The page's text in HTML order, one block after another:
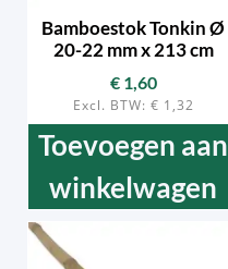
Bamboestok Tonkin Ø
20-22 mm x 213 cm
€1,60
Excl. BTW: € 1,32
Toevoegen aan
winkelwagen